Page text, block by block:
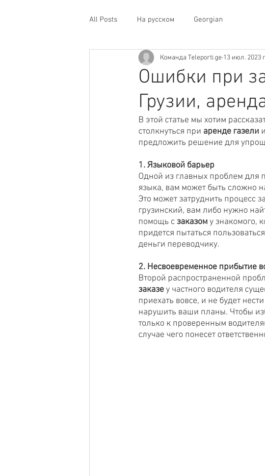
All Posts На русском Georgian
Ошибки при
Грузии,
Команда Teleporti.ge 13 июл. 2023
В этой статье мы хотим
столкнуться при аренде газели
предложить решение для
1. Языковой барьер
Одной из главных проблем для
языка, вам может быть сложно
Это может затруднить процесс
грузинский, вам либо нужно
помощь с заказом у знакомого,
придется пытаться
деньги переводчику.
2. Несвоевременное прибытие
Второй распространенной
заказе у частного водителя
приехать вовсе, и не будет
нарушить ваши планы. Чтобы
только к проверенным
случае чего понесет